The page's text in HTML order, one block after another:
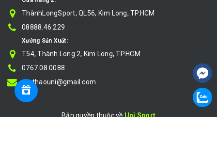
ThànhLongSport, QL56, Kim Long, TP.HCM
08888.46.229
Xưởng Sản Xuất:
T54, Thành Long 2, Kim Long, TP.HCM
0767.08.0088
thethaouni@gmail.com
Bản quyền thuộc vềUni Sport